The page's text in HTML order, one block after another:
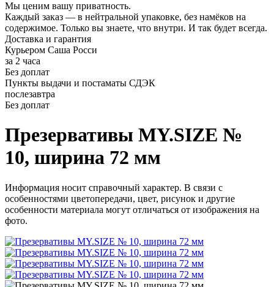
Мы ценим вашу приватность.
Каждый заказ — в нейтральной упаковке, без намёков на
содержимое. Только вы знаете, что внутри. И так будет всегда.
Доставка и гарантия
Курьером Саша Росси
за 2 часа
Без доплат
Пункты выдачи и постаматы СДЭК
послезавтра
Без доплат
Презервативы MY.SIZE №
10, ширина 72 мм
Информация носит справочный характер. В связи с
особенностями цветопередачи, цвет, рисунок и другие
особенности материала могут отличаться от изображения на
фото.